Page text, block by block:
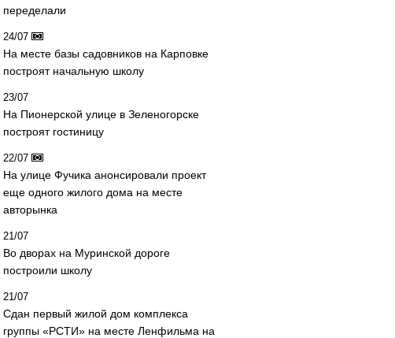
переделали
24/07
На месте базы садовников на Карповке
построят начальную школу
23/07
На Пионерской улице в Зеленогорске
построят гостиницу
22/07
На улице Фучика анонсировали проект
еще одного жилого дома на месте
авторынка
21/07
Во дворах на Муринской дороге
построили школу
21/07
Сдан первый жилой дом комплекса
группы «РСТИ» на месте Ленфильма на